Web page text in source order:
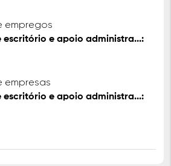
empregos
escritório e apoio administra...:
empresas
escritório e apoio administra...: